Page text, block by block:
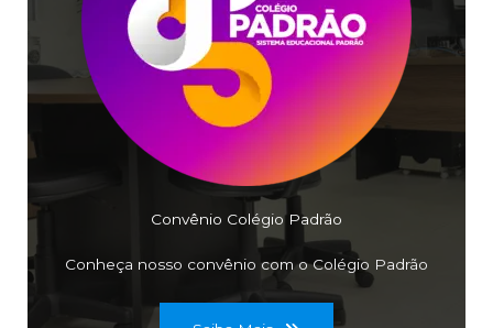
Convênio Colégio Padrão
Conheça nosso convênio com o Colégio Padrão